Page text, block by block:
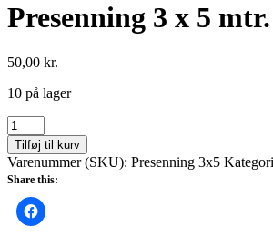
Presenning 3 x 5 mtr.
50,00 kr.
10 på lager
Presenning
3
x
5
mtr.
antal
Tilføj til kurv
Varenummer (SKU): Presenning 3x5
Share this: